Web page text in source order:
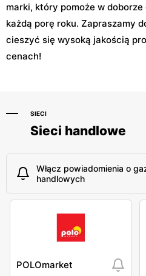
marki, który pomoże w
każdą porę roku. Zapraszamy
cieszyć się wysoką jakością
cenach!
SIECI
Sieci handlowe
Włącz powiadomienia o
handlowych
POLOmarket